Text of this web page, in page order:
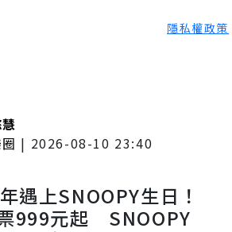
隱私權政策
| 2026-08-10 23:40
遇上SNOOPY生日！
999元起 SNOOPY